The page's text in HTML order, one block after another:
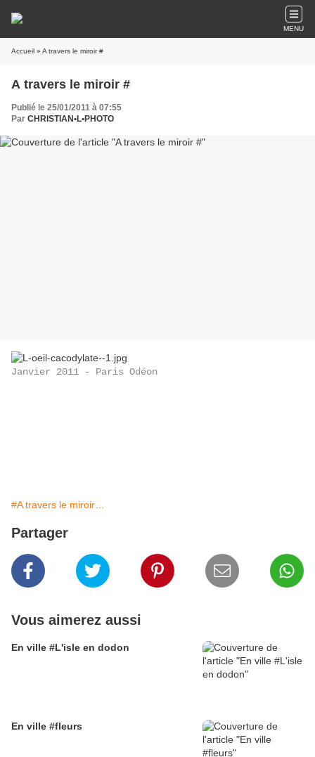
MENU
Accueil » A travers le miroir #
A travers le miroir #
Publié le 25/01/2011 à 07:55
Par CHRISTIAN•L•PHOTO
Janvier 2011 - Paris Odéon
#A travers le miroir…
Partager
Vous aimerez aussi
En ville #L'isle en dodon
En ville #fleurs